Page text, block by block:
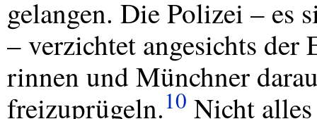
gelangen. Die Polizei – es
– verzichtet angesichts der
rinnen und Münchner
freizuprügeln.10 Nicht